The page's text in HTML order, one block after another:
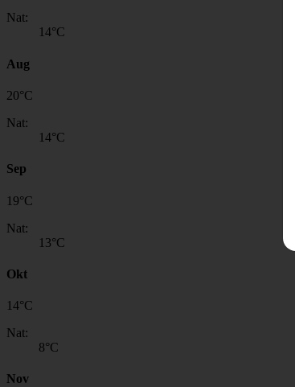
Nat:
14°C
Aug
20°C
Nat:
14°C
Sep
19°C
Nat:
13°C
Okt
14°C
Nat:
8°C
Nov